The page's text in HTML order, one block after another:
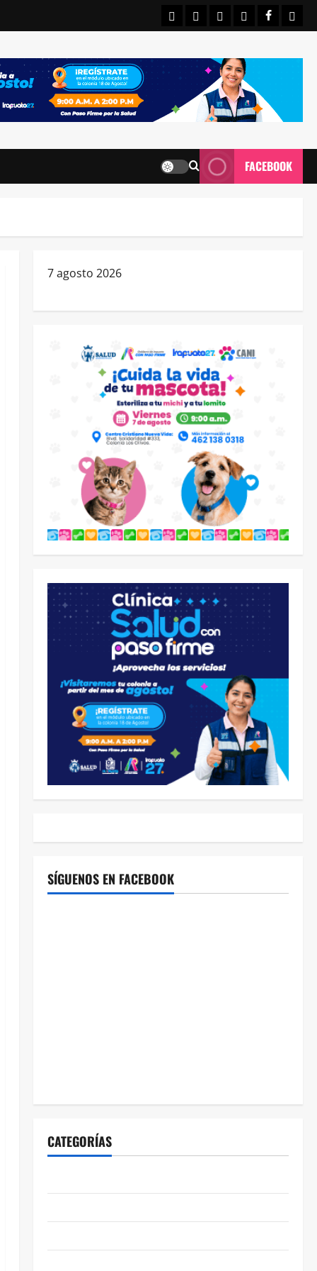
INICIOIRAPUATO
ESTATALES
FACEBOOK
7 agosto 2026
SÍGUENOS EN FACEBOOK
CATEGORÍAS